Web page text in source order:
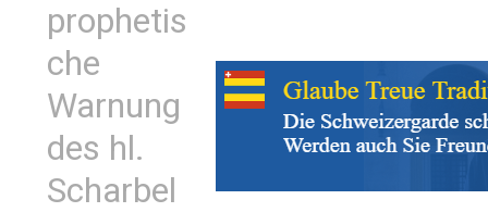
prophetis
che
Warnung
des hl.
Scharbel